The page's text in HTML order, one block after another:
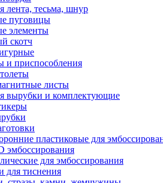
лента, тесьма, шнур
пуговицы
элементы
скотч
и приспособления
листы
вырубки и комплектующие
пластиковые для
эмбоссирования
для эмбоссирования
для тиснения